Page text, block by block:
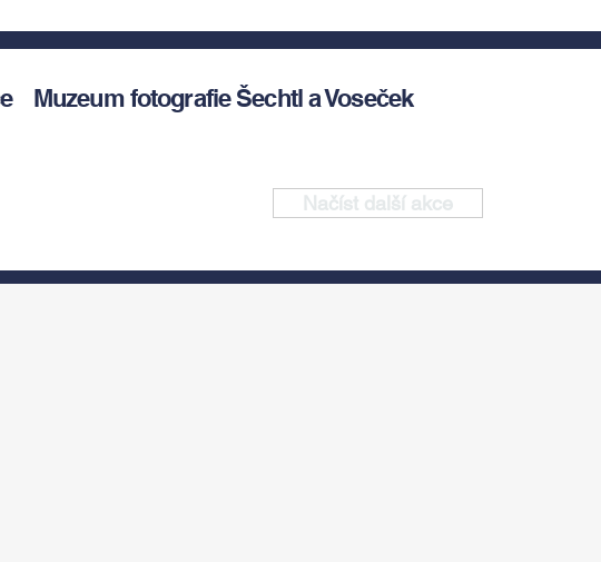
Muzeum fotografie Šechtl a Voseček
Načíst další akce